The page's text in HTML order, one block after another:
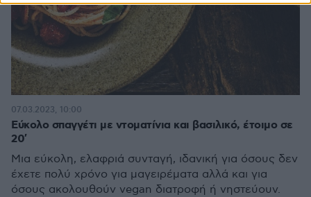
Εύκολο σπαγγέτι με ντοματίνια και βασιλικό, έτοιμο σε
20′
Μια εύκολη, ελαφριά συνταγή, ιδανική για όσους δεν
έχετε πολύ χρόνο για μαγειρέματα αλλά και για
όσους ακολουθούν vegan διατροφή ή νηστεύουν.
07.03.2023, 10:00